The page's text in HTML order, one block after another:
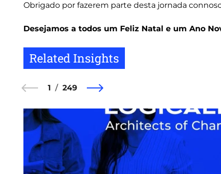
Obrigado por fazerem parte desta jornada
Desejamos a todos um Feliz Natal e um Ano
Related Insights
1 249